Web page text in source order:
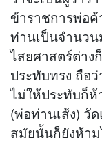
ข้าราชการพ่อ
ท่านเป็นจำนว
ไสยศาสตร์ต่าง
ประทับทรง ถือ
ไม่ให้ประทับก็
(พ่อท่านเส้ง) วั
สมัยนั้นก็ยังห้า